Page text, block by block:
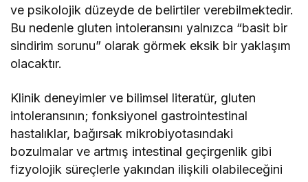
ve psikolojik düzeyde de belirtiler verebilmektedir.
Bu nedenle gluten intoleransını yalnızca “basit bir
sindirim sorunu” olarak görmek eksik bir yaklaşım
olacaktır.
Klinik deneyimler ve bilimsel literatür, gluten
intoleransının; fonksiyonel gastrointestinal
hastalıklar, bağırsak mikrobiyotasındaki
bozulmalar ve artmış intestinal geçirgenlik gibi
fizyolojik süreçlerle yakından ilişkili olabileceğini